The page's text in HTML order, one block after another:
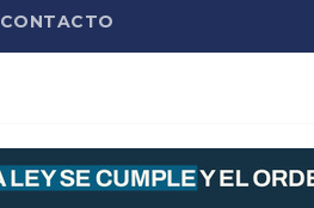
CONTACTO